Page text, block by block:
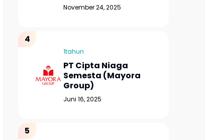
November 24, 2025
1tahun
PT Cipta Niaga
Semesta (Mayora
Group)
Juni 16, 2025